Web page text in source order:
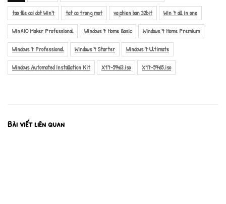
tao file cai dat Win7 tat ca trong mot va phien ban 32bit Win 7 all in one
WinAIO Maker Professional Windows 7 Home Basic Windows 7 Home Premium
Windows 7 Professional Windows 7 Starter Windows 7 Ultimate
Windows Automated Installation Kit X17-59463.iso X17-59465.iso
Bài viết liên quan